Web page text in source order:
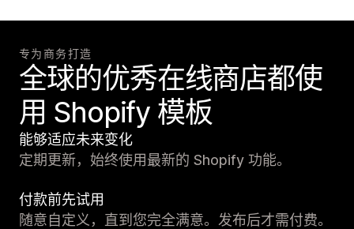
专为商务打造
全球的优秀在线商店都使
用 Shopify 模板
能够适应未来变化
定期更新，始终使用最新的 Shopify 功能。
付款前先试用
随意自定义，直到您完全满意。发布后才需付费。